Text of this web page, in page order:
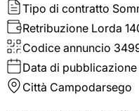
Tipo di contratto
Retribuzione Lorda
Codice annuncio
Data di pubblicazione
Città Campodarsego